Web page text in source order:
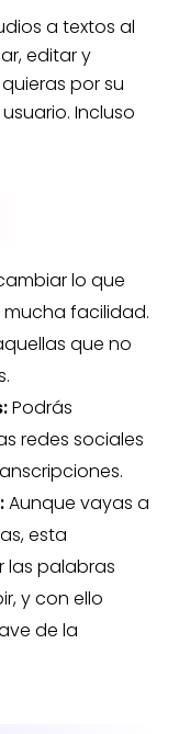
a textos al
editar y
por su
Incluso
lo que
facilidad.
que no
Podrás
redes sociales
Aunque vayas a
esta
las palabras
y con ello
de la